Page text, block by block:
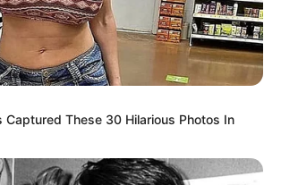
Captured These 30 Hilarious Photos In